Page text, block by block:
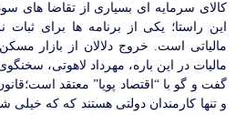
کالای سرمایه ای بسیاری از تقاضا های
این راستا؛ یکی از برنامه ها برای
مالیاتی است. خروج دلالان از بازار
مالیات در این باره، مهرداد لاهوتی،
گفت و گو با “اقتصاد پویا” معتقد
و تنها کارمندان دولتی هستند که که